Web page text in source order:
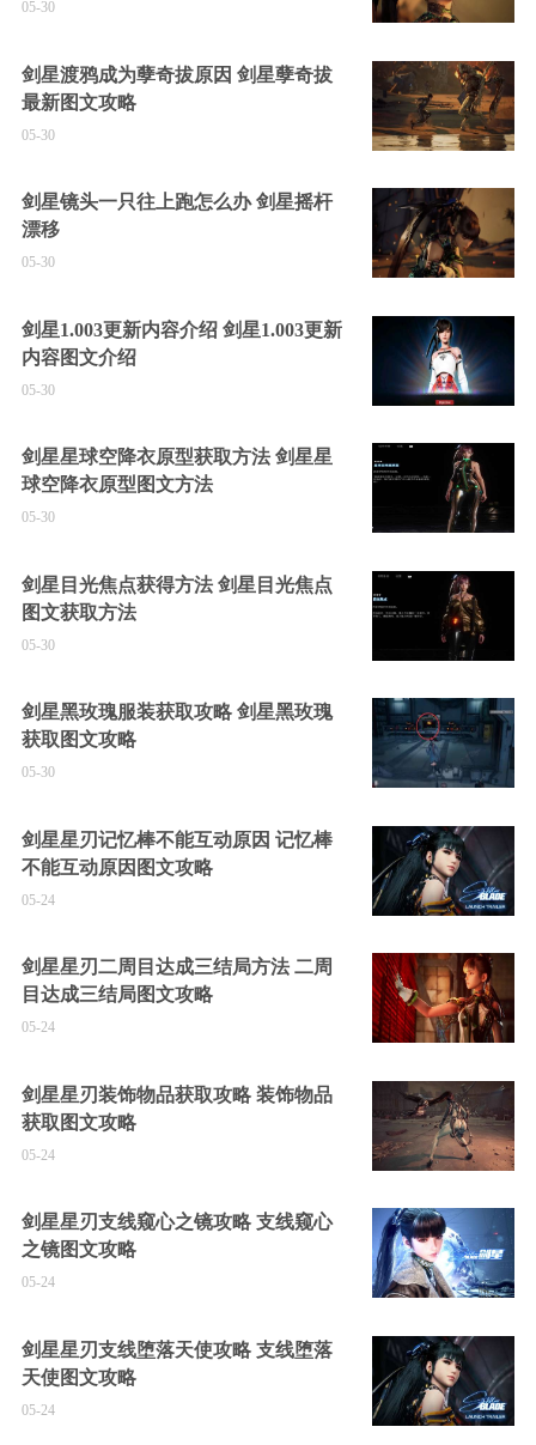
05-30
剑星渡鸦成为孽奇拔原因 剑星孽奇拔
最新图文攻略
05-30
剑星镜头一只往上跑怎么办 剑星摇杆
漂移
05-30
剑星1.003更新内容介绍 剑星1.003更新
内容图文介绍
05-30
剑星星球空降衣原型获取方法 剑星星
球空降衣原型图文方法
05-30
剑星目光焦点获得方法 剑星目光焦点
图文获取方法
05-30
剑星黑玫瑰服装获取攻略 剑星黑玫瑰
获取图文攻略
05-30
剑星星刃记忆棒不能互动原因 记忆棒
不能互动原因图文攻略
05-24
剑星星刃二周目达成三结局方法 二周
目达成三结局图文攻略
05-24
剑星星刃装饰物品获取攻略 装饰物品
获取图文攻略
05-24
剑星星刃支线窥心之镜攻略 支线窥心
之镜图文攻略
05-24
剑星星刃支线堕落天使攻略 支线堕落
天使图文攻略
05-24